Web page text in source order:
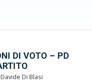
DI VOTO – PD
Di Blasi